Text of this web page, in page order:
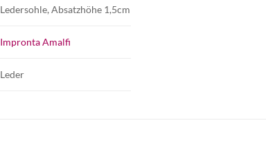
Leder
Ledersohle, Absatzhöhe 1,5cm
Impronta Amalfi